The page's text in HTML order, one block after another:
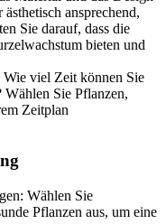
ansprechend,
Sie darauf, dass die
bieten und
Wie viel Zeit können Sie
Sie Pflanzen,
Zeitplan
Wählen Sie
Pflanzen aus, um eine